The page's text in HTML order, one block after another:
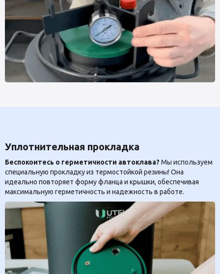
Уплотнительная прокладка
Беспокоитесь о герметичности автоклава? Мы используем
специальную прокладку из термостойкой резины! Она
идеально повторяет форму фланца и крышки, обеспечивая
максимальную герметичность и надежность в работе.